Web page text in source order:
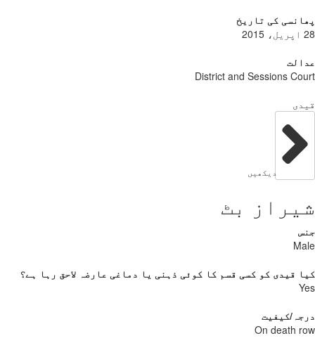
کی تاریخ
District and Sessions
دیکھیں
بٹ
قیدی کو کسی قسم کا کوئی ذہنی یا دماغی عارضہ لاحق رہا ہے؟
کیفیت
On death